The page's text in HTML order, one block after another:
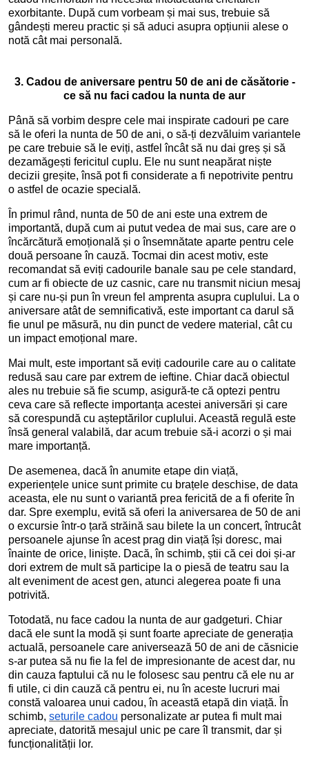
exorbitante. După cum vorbeam și mai sus, trebuie să
gândești mereu practic și să aduci asupra opțiunii alese o
notă cât mai personală.
3. Cadou de aniversare pentru 50 de ani de căsătorie -
ce să nu faci cadou la nunta de aur
Până să vorbim despre cele mai inspirate cadouri pe care
să le oferi la nunta de 50 de ani, o să-ți dezvăluim variantele
pe care trebuie să le eviți, astfel încât să nu dai greș și să
dezamăgești fericitul cuplu. Ele nu sunt neapărat niște
decizii greșite, însă pot fi considerate a fi nepotrivite pentru
o astfel de ocazie specială.
În primul rând, nunta de 50 de ani este una extrem de
importantă, după cum ai putut vedea de mai sus, care are o
încărcătură emoțională și o însemnătate aparte pentru cele
două persoane în cauză. Tocmai din acest motiv, este
recomandat să eviți cadourile banale sau pe cele standard,
cum ar fi obiecte de uz casnic, care nu transmit niciun mesaj
și care nu-și pun în vreun fel amprenta asupra cuplului. La o
aniversare atât de semnificativă, este important ca darul să
fie unul pe măsură, nu din punct de vedere material, cât cu
un impact emoțional mare.
Mai mult, este important să eviți cadourile care au o calitate
redusă sau care par extrem de ieftine. Chiar dacă obiectul
ales nu trebuie să fie scump, asigură-te că optezi pentru
ceva care să reflecte importanța acestei aniversări și care
să corespundă cu așteptărilor cuplului. Această regulă este
însă general valabilă, dar acum trebuie să-i acorzi o și mai
mare importanță.
De asemenea, dacă în anumite etape din viață,
experiențele unice sunt primite cu brațele deschise, de data
aceasta, ele nu sunt o variantă prea fericită de a fi oferite în
dar. Spre exemplu, evită să oferi la aniversarea de 50 de ani
o excursie într-o țară străină sau bilete la un concert, întrucât
persoanele ajunse în acest prag din viață își doresc, mai
înainte de orice, liniște. Dacă, în schimb, știi că cei doi și-ar
dori extrem de mult să participe la o piesă de teatru sau la
alt eveniment de acest gen, atunci alegerea poate fi una
potrivită.
Totodată, nu face cadou la nunta de aur gadgeturi. Chiar
dacă ele sunt la modă și sunt foarte apreciate de generația
actuală, persoanele care aniversează 50 de ani de căsnicie
s-ar putea să nu fie la fel de impresionante de acest dar, nu
din cauza faptului că nu le folosesc sau pentru că ele nu ar
fi utile, ci din cauză că pentru ei, nu în aceste lucruri mai
constă valoarea unui cadou, în această etapă din viață. În
schimb, seturile cadou personalizate ar putea fi mult mai
apreciate, datorită mesajul unic pe care îl transmit, dar și
funcționalității lor.